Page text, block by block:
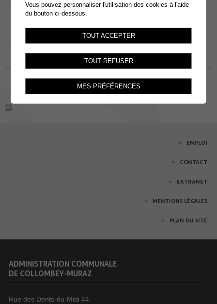
17 18
26 27
02
EMPLOI
CONTACT
EXTRANET
MENTIONS LÉGALES
PLAN DU SITE
ADMINISTRATION COMMUNALE
DE COLLOMBEY-MURAZ
Rue des Dents-du-Midi 44
Vous pouvez personnaliser l'utilisation des cookies à l'aide
du bouton ci-dessous.
TOUT ACCEPTER
TOUT REFUSER
MES PRÉFÉRENCES